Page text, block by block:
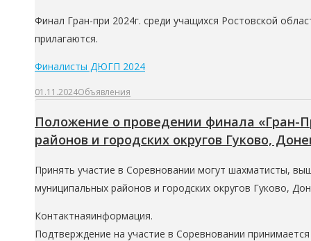
Финал Гран-при 2024г. среди учащихся Ростовской
прилагаются.
Финалисты ДЮГП 2024
01.11.2024Объявления
Положение о проведении финала «Гран-
районов и городских округов Гуково,
Принять участие в Соревновании могут шахматисты,
муниципальных районов и городских округов Гуково,
Контактнаяинформация.
Подтверждение на участие в Соревновании